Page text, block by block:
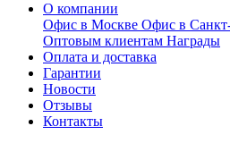
О компании
Офис в Москве Офис в
Оптовым клиентам Награды
Оплата и доставка
Гарантии
Новости
Отзывы
Контакты